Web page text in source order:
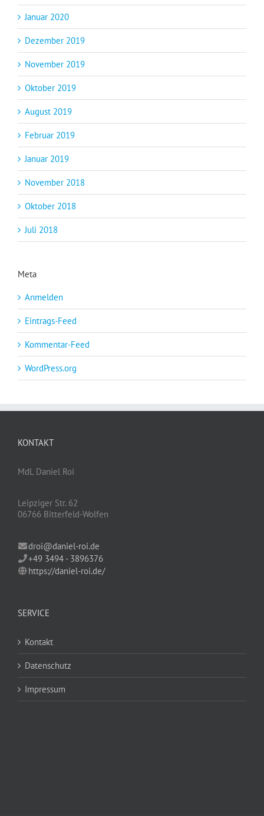
Januar 2020
Dezember 2019
November 2019
Oktober 2019
August 2019
Februar 2019
Januar 2019
November 2018
Oktober 2018
Juli 2018
Meta
Anmelden
Eintrags-Feed
Kommentar-Feed
WordPress.org
KONTAKT
MdL Daniel Roi
Leipziger Str. 62
06766 Bitterfeld-Wolfen
droi@daniel-roi.de
+49 3494 - 3896376
https://daniel-roi.de/
SERVICE
Kontakt
Datenschutz
Impressum